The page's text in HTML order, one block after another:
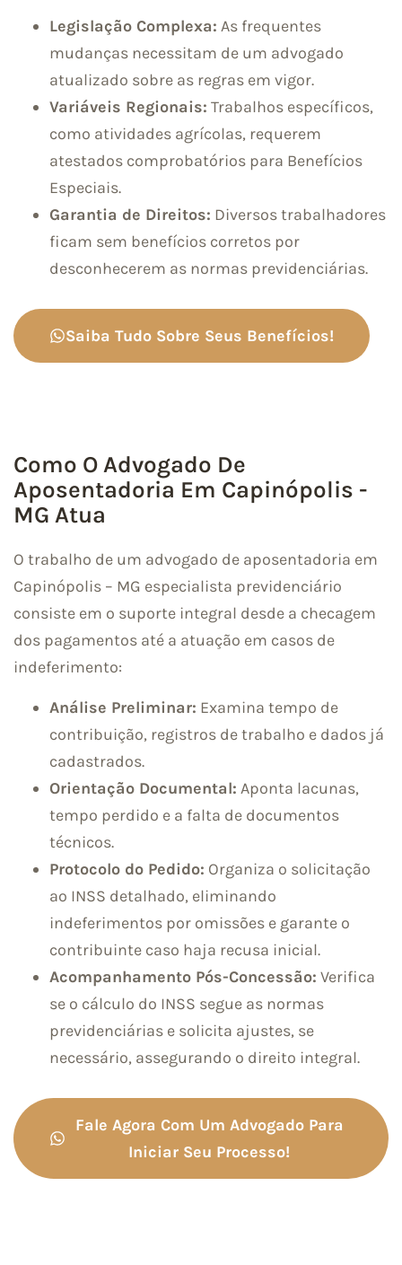
Legislação Complexa: As frequentes
mudanças necessitam de um advogado
atualizado sobre as regras em vigor.
Variáveis Regionais: Trabalhos específicos,
como atividades agrícolas, requerem
atestados comprobatórios para Benefícios
Especiais.
Garantia de Direitos: Diversos trabalhadores
ficam sem benefícios corretos por
desconhecerem as normas previdenciárias.
Saiba Tudo Sobre Seus Benefícios!
Como O Advogado De
Aposentadoria Em Capinópolis -
MG Atua
O trabalho de um advogado de aposentadoria em
Capinópolis – MG especialista previdenciário
consiste em o suporte integral desde a checagem
dos pagamentos até a atuação em casos de
indeferimento:
Análise Preliminar: Examina tempo de
contribuição, registros de trabalho e dados já
cadastrados.
Orientação Documental: Aponta lacunas,
tempo perdido e a falta de documentos
técnicos.
Protocolo do Pedido: Organiza o solicitação
ao INSS detalhado, eliminando
indeferimentos por omissões e garante o
contribuinte caso haja recusa inicial.
Acompanhamento Pós-Concessão: Verifica
se o cálculo do INSS segue as normas
previdenciárias e solicita ajustes, se
necessário, assegurando o direito integral.
Fale Agora Com Um Advogado Para
Iniciar Seu Processo!